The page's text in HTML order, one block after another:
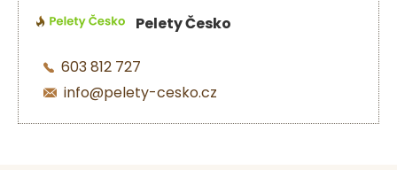
Pelety Česko
603 812 727
info@pelety-cesko.cz